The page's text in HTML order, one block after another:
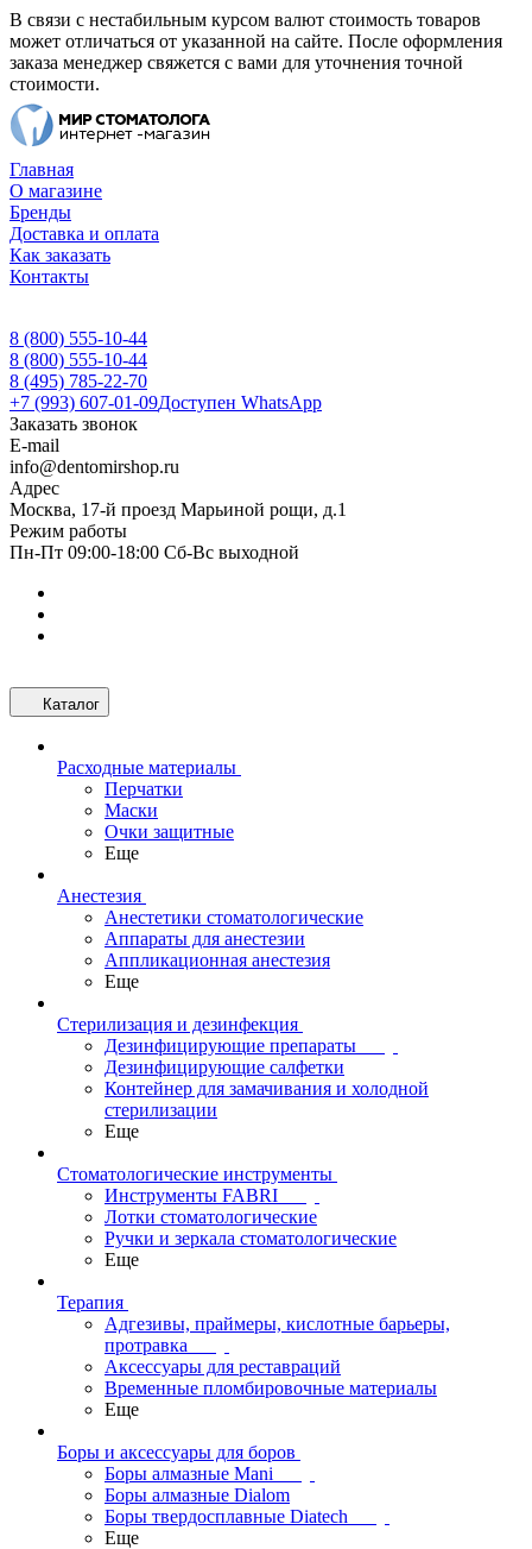
В связи с нестабильным курсом валют стоимость товаров
может отличаться от указанной на сайте. После оформления
заказа менеджер свяжется с вами для уточнения точной
стоимости.
Главная
О магазине
Бренды
Доставка и оплата
Как заказать
Контакты
8 (800) 555-10-44
8 (800) 555-10-44
8 (495) 785-22-70
+7 (993) 607-01-09Доступен WhatsApp
Заказать звонок
E-mail
info@dentomirshop.ru
Адрес
Москва, 17-й проезд Марьиной рощи, д.1
Режим работы
Пн-Пт 09:00-18:00 Сб-Вс выходной
Каталог
Расходные материалы
Перчатки
Маски
Очки защитные
Еще
Анестезия
Анестетики стоматологические
Аппараты для анестезии
Аппликационная анестезия
Еще
Стерилизация и дезинфекция
Дезинфицирующие препараты
Дезинфицирующие салфетки
Контейнер для замачивания и холодной
стерилизации
Еще
Стоматологические инструменты
Инструменты FABRI
Лотки стоматологические
Ручки и зеркала стоматологические
Еще
Терапия
Адгезивы, праймеры, кислотные барьеры,
протравка
Аксессуары для реставраций
Временные пломбировочные материалы
Еще
Боры и аксессуары для боров
Боры алмазные Mani
Боры алмазные Dialom
Боры твердосплавные Diatech
Еще